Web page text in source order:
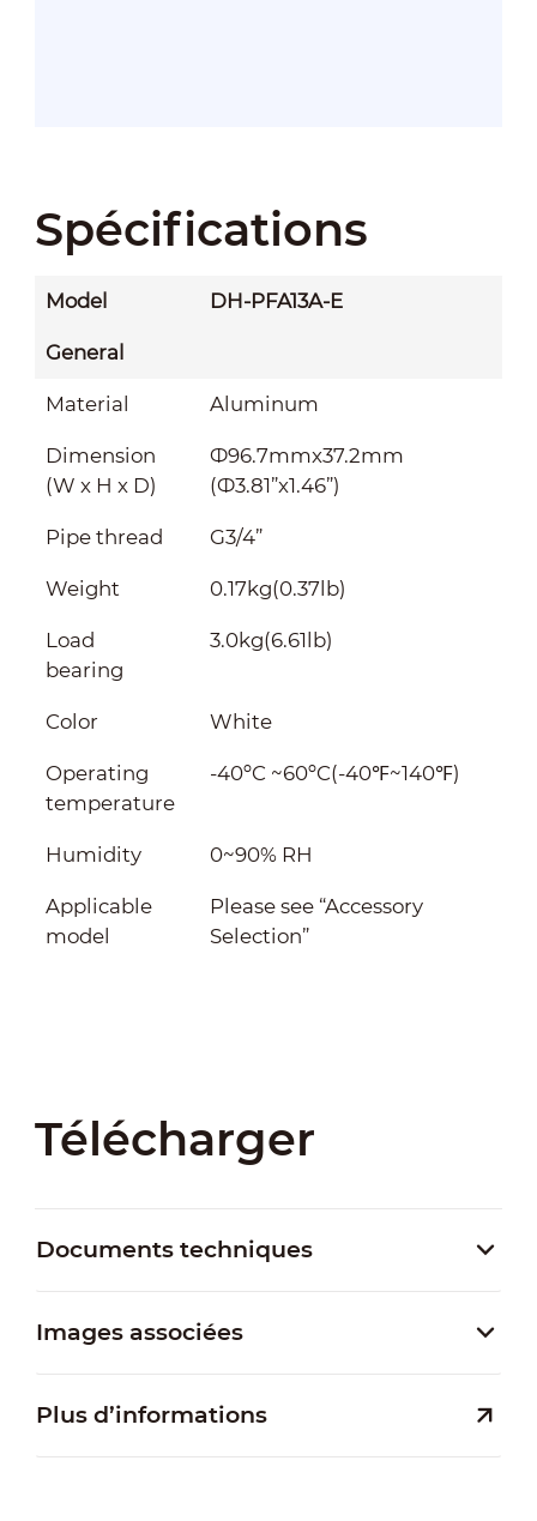
Spécifications
Model DH-PFA13A-E
General
Material Aluminum
Dimension
(W x H x D)
Ф96.7mmx37.2mm
(Ф3.81”x1.46”)
Pipe thread G3/4”
Weight 0.17kg(0.37lb)
Load
bearing
3.0kg(6.61lb)
Color White
Operating
temperature
-40ºC ~60ºC(-40℉~140℉)
Humidity 0~90% RH
Applicable
model
Please see “Accessory
Selection”
Télécharger
Documents techniques
Images associées
Plus d’informations